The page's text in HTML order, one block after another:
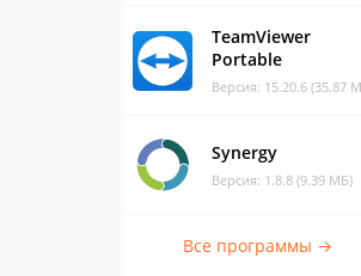
TeamViewer
Portable
Версия: 15.20.6 (35.87
Synergy
Версия: 1.8.8 (9.39 МБ)
Все программы →